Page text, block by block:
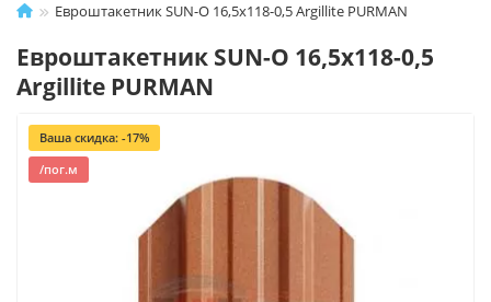
Евроштакетник SUN-O 16,5х118-0,5 Argillite PURMAN
Евроштакетник SUN-O 16,5х118-0,5
Argillite PURMAN
Ваша скидка: -17%
/пог.м